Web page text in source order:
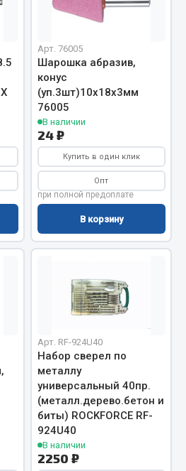
ещё
элементы
Арт. 76005
Шарошка абразив,
конус
(уп.3шт)10х18х3мм
76005
В наличии
24 ₽
Купить в один клик
Опт
при полной предоплате
В корзину
Арт. RF-924U40
Набор сверел по
металлу
универсальный 40пр.
(металл.дерево.бетон и
биты) ROCKFORCE RF-
924U40
В наличии
2250 ₽